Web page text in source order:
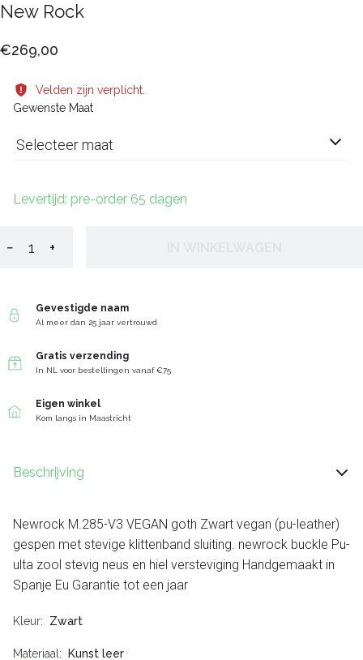
New Rock
€269,00
Velden zijn verplicht.
Gewenste Maat
Selecteer maat
Levertijd: pre-order 65 dagen
− +
Gevestigde naam
Al meer dan 25 jaar vertrouwd
Gratis verzending
In NL voor bestellingen vanaf €75
Eigen winkel
Kom langs in Maastricht
Beschrijving
Newrock M.285-V3 VEGAN goth Zwart vegan (pu-leather)
gespen met stevige klittenband sluiting. newrock buckle Pu-
ulta zool stevig neus en hiel versteviging Handgemaakt in
Spanje Eu Garantie tot een jaar
Kleur Zwart
Materiaal Kunst leer